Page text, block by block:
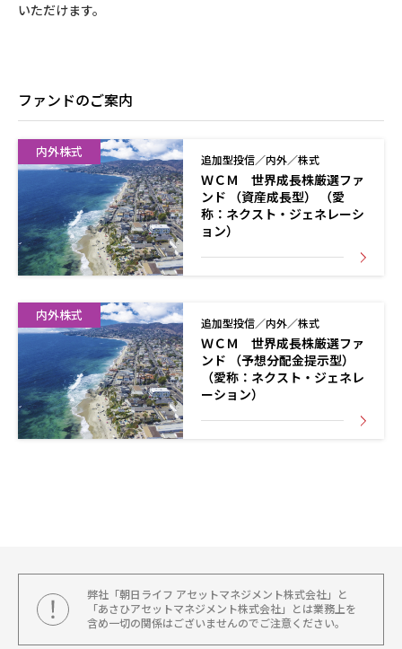
いただけます。
ファンドのご案内
内外株式 追加型投信／内外／株式
ＷＣＭ 世界成長株厳選ファ
ンド （資産成長型） （愛
称：ネクスト・ジェネレーシ
ョン）
内外株式 追加型投信／内外／株式
ＷＣＭ 世界成長株厳選ファ
ンド （予想分配金提示型）
（愛称：ネクスト・ジェネレ
ーション）
弊社「朝日ライフ アセットマネジメント株式会社」と
「あさひアセットマネジメント株式会社」とは業務上を
含め一切の関係はございませんのでご注意ください。